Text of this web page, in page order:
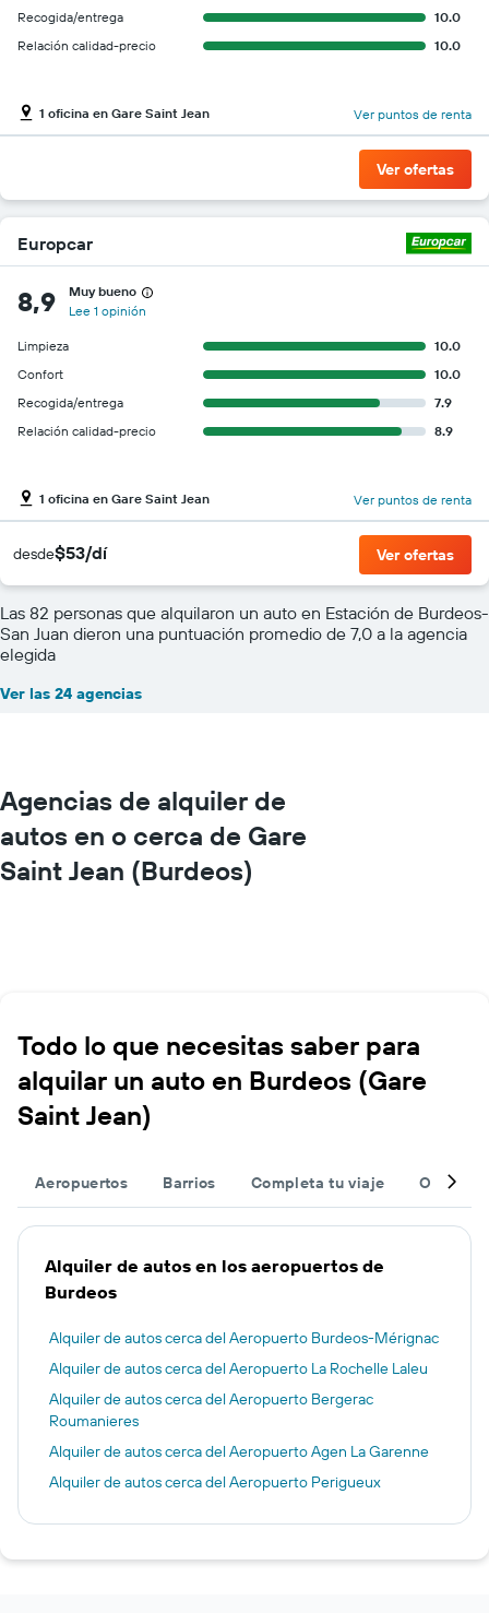
Recogida/entrega
10.0
Relación calidad-precio
10.0
1 oficina en Gare Saint Jean Ver puntos de renta
Ver ofertas
Europcar
8,9
Muy bueno
Lee 1 opinión
Limpieza
10.0
Confort
10.0
Recogida/entrega
7.9
Relación calidad-precio
8.9
1 oficina en Gare Saint Jean Ver puntos de renta
desde$53/dí Ver ofertas
Las 82 personas que alquilaron un auto en Estación de Burdeos-
San Juan dieron una puntuación promedio de 7,0 a la agencia
elegida
Ver las 24 agencias
Agencias de alquiler de
autos en o cerca de Gare
Saint Jean (Burdeos)
Todo lo que necesitas saber para
alquilar un auto en Burdeos (Gare
Saint Jean)
Aeropuertos Barrios Completa tu viaje Otros
Alquiler de autos en los aeropuertos de
Burdeos
Alquiler de autos cerca del Aeropuerto Burdeos-Mérignac
Alquiler de autos cerca del Aeropuerto La Rochelle Laleu
Alquiler de autos cerca del Aeropuerto Bergerac
Roumanieres
Alquiler de autos cerca del Aeropuerto Agen La Garenne
Alquiler de autos cerca del Aeropuerto Perigueux